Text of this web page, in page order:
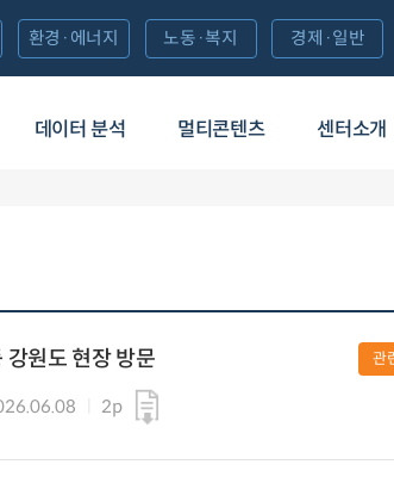
데이터 분석 멀티콘텐츠 센터소개
환경·에너지 노동·복지 경제·일반
강원도 현장 방문
2p
관